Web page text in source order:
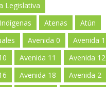
Legislativa
Atenas
Atún
Avenida 0
Avenida 1
Avenida 11
Avenida 12
Avenida 18
Avenida 2